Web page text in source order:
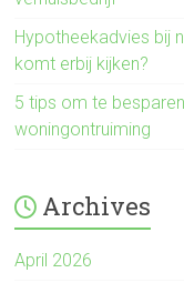
Hypotheekadvies bij
komt erbij kijken?
5 tips om te
woningontruiming
Archives
April 2026